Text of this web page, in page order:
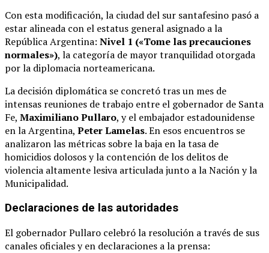
Con esta modificación, la ciudad del sur santafesino pasó a
estar alineada con el estatus general asignado a la
República Argentina: Nivel 1 («Tome las precauciones
normales»), la categoría de mayor tranquilidad otorgada
por la diplomacia norteamericana.
La decisión diplomática se concretó tras un mes de
intensas reuniones de trabajo entre el gobernador de Santa
Fe, Maximiliano Pullaro, y el embajador estadounidense
en la Argentina, Peter Lamelas.En esos encuentros se
analizaron las métricas sobre la baja en la tasa de
homicidios dolosos y la contención de los delitos de
violencia altamente lesiva articulada junto a la Nación y la
Municipalidad.
Declaraciones de las autoridades
El gobernador Pullaro celebró la resolución a través de sus
canales oficiales y en declaraciones a la prensa: